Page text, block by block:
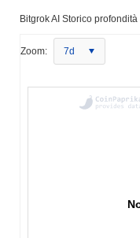
Bitgrok AI Storico
Zoom: 7d